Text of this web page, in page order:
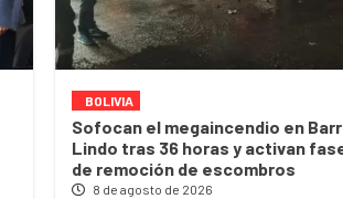
BOLIVIA
Sofocan el megaincendio en
Lindo tras 36 horas y activan
de remoción de escombros
8 de agosto de 2026